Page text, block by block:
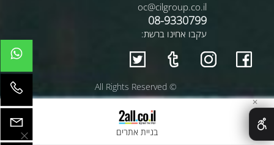
oc@cilgroup.co.il
08-9330799
עקבו אחינו ברשת:
© All Rights Reserved
בניית אתרים
✕